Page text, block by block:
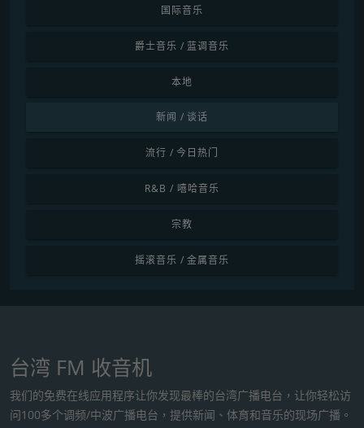
国际音乐
爵士音乐 / 蓝调音乐
本地
新闻 / 谈话
流行 / 今日热门
R&B / 嘻哈音乐
宗教
摇滚音乐 / 金属音乐
台湾 FM 收音机
我们的免费在线应用程序让你发现最棒的台湾广播电台，让你轻松访
问100多个调频/中波广播电台，提供新闻、体育和音乐的现场广播。